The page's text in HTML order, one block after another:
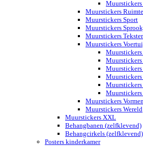
Muurstickers Ruimte
Muurstickers Sport
Muurstickers
Muurstickers
Muurstickers
Muurstickers
Muurstickers
Muurstickers
Muurstickers Wereld
Muurstickers XXL
Behangbanen (zelfklevend)
Behangcirkels (zelfklevend)
Posters kinderkamer